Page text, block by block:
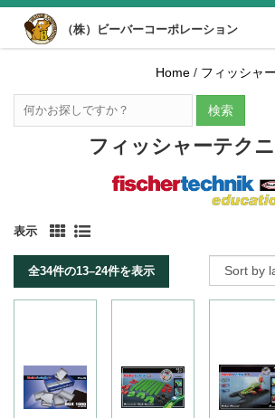
Desktop View
（株）ビーバーコーポレーション
Home / フィッシャ
検索
フィッシャーテク
表示
全34件の13–24件を表示